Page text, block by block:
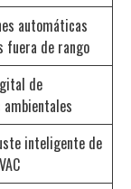
automáticas
fuera de rango
de
inteligente de